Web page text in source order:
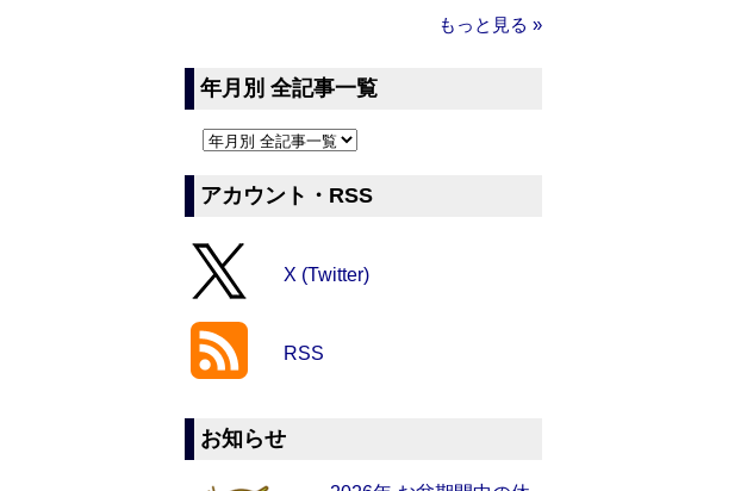
もっと見る »
年月別 全記事一覧
アカウント・RSS
X (Twitter)
RSS
お知らせ